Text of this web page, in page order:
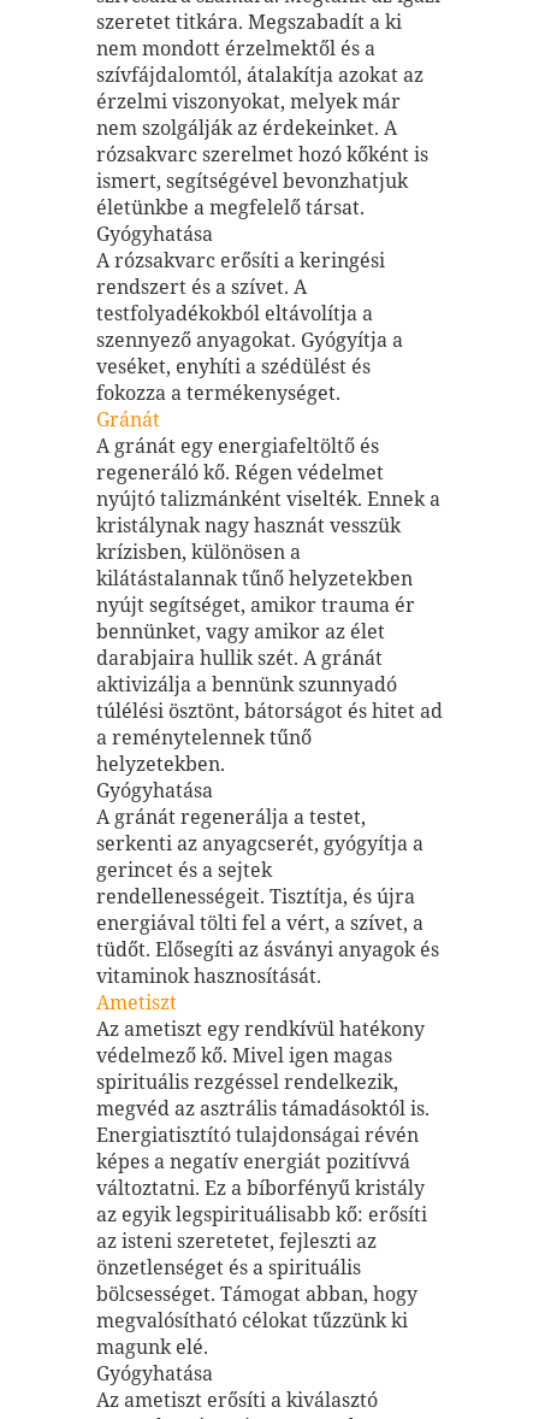
szeretet titkára. Megszabadít a ki
nem mondott érzelmektől és a
szívfájdalomtól, átalakítja azokat az
érzelmi viszonyokat, melyek már
nem szolgálják az érdekeinket. A
rózsakvarc szerelmet hozó kőként is
ismert, segítségével bevonzhatjuk
életünkbe a megfelelő társat.
Gyógyhatása
A rózsakvarc erősíti a keringési
rendszert és a szívet. A
testfolyadékokból eltávolítja a
szennyező anyagokat. Gyógyítja a
veséket, enyhíti a szédülést és
fokozza a termékenységet.
Gránát
A gránát egy energiafeltöltő és
regeneráló kő. Régen védelmet
nyújtó talizmánként viselték. Ennek a
kristálynak nagy hasznát vesszük
krízisben, különösen a
kilátástalannak tűnő helyzetekben
nyújt segítséget, amikor trauma ér
bennünket, vagy amikor az élet
darabjaira hullik szét. A gránát
aktivizálja a bennünk szunnyadó
túlélési ösztönt, bátorságot és hitet ad
a reménytelennek tűnő
helyzetekben.
Gyógyhatása
A gránát regenerálja a testet,
serkenti az anyagcserét, gyógyítja a
gerincet és a sejtek
rendellenességeit. Tisztítja, és újra
energiával tölti fel a vért, a szívet, a
tüdőt. Elősegíti az ásványi anyagok és
vitaminok hasznosítását.
Ametiszt
Az ametiszt egy rendkívül hatékony
védelmező kő. Mivel igen magas
spirituális rezgéssel rendelkezik,
megvéd az asztrális támadásoktól is.
Energiatisztító tulajdonságai révén
képes a negatív energiát pozitívvá
változtatni. Ez a bíborfényű kristály
az egyik legspirituálisabb kő: erősíti
az isteni szeretetet, fejleszti az
önzetlenséget és a spirituális
bölcsességet. Támogat abban, hogy
megvalósítható célokat tűzzünk ki
magunk elé.
Gyógyhatása
Az ametiszt erősíti a kiválasztó